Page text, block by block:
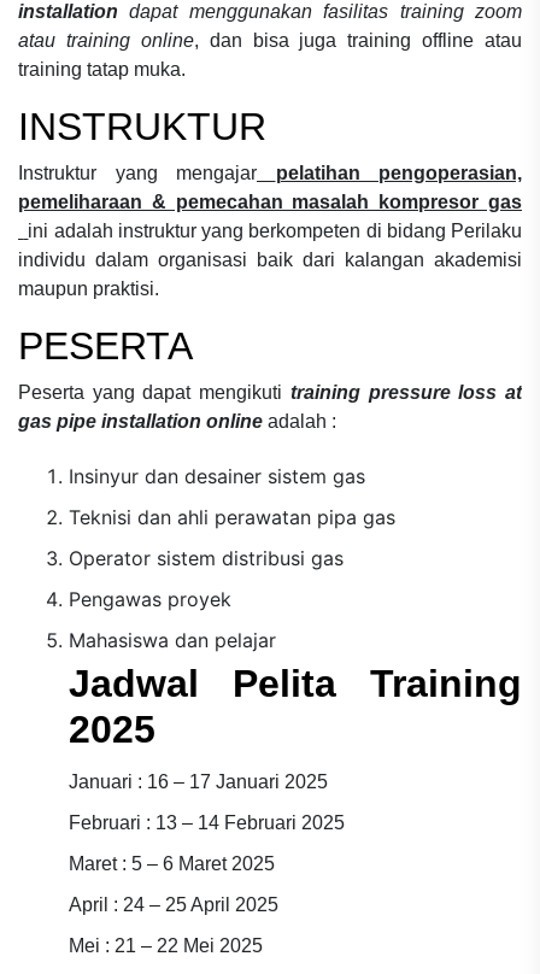
installation
dapat menggunakan fasilitas training zoom
atau training online, dan bisa juga training offline atau
training tatap muka.
INSTRUKTUR
Instruktur yang mengajar
pelatihan pengoperasian,
pemeliharaan & pemecahan masalah kompresor gas
ini adalah instruktur yang berkompeten di bidang Perilaku
individu dalam organisasi baik dari kalangan akademisi
maupun praktisi.
PESERTA
Peserta yang dapat mengikuti training pressure loss at
gas pipe installation online adalah :
Insinyur dan desainer sistem gas
Teknisi dan ahli perawatan pipa gas
Operator sistem distribusi gas
Pengawas proyek
Mahasiswa dan pelajar
Jadwal Pelita Training
2025
Januari : 16 – 17 Januari 2025
Februari : 13 – 14 Februari 2025
Maret : 5 – 6 Maret 2025
April : 24 – 25 April 2025
Mei : 21 – 22 Mei 2025